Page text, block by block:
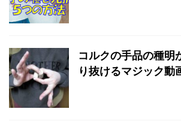
コルクの手品の種明
り抜けるマジック動